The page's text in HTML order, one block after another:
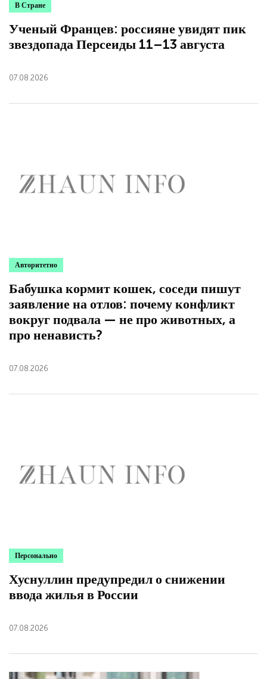
В Стране
Ученый Францев: россияне увидят пик
звездопада Персеиды 11–13 августа
07.08.2026
Авторитетно
Бабушка кормит кошек, соседи пишут
заявление на отлов: почему конфликт
вокруг подвала — не про животных, а
про ненависть?
07.08.2026
Персонально
Хуснуллин предупредил о снижении
ввода жилья в России
07.08.2026